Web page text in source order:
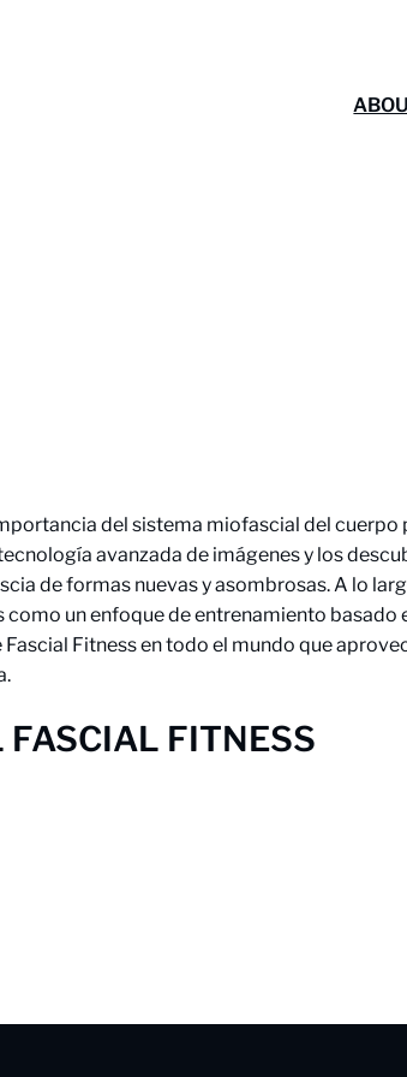
del sistema miofascial del
avanzada de imágenes y los
de formas nuevas y asombrosas. A lo
un enfoque de entrenamiento basado
Fitness en todo el mundo que
FASCIAL FITNESS